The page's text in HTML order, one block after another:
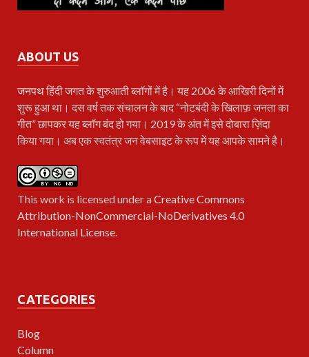
ABOUT US
जनपथहिंदी जगत के शुरुआती ब्लॉगों में है। यह 2006 के आखिरी दिनों में
शुरू हुआ था। दस वर्ष तक संचालन के बाद “नोटबंदी के खिलाफ़ जनता का
गीत” छापकर यह ब्लॉग बंद हो गया। 2019 के अंत में इसे दोबारा ज़िंदा
किया गया। अब एक स्वतंत्र जन वेबसाइट के रूप में यह आपके सामने है।
This work is licensed under aCreative Commons
Attribution-NonCommercial-NoDerivatives 4.0
International License.
CATEGORIES
Blog
Column